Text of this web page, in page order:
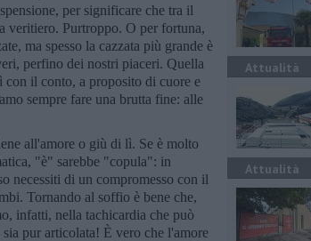
per significare che tra il
veritiero. Purtroppo. O per fortuna,
ma spesso la cazzata più grande è
perfino dei nostri piaceri. Quella
con il conto, a proposito di cuore e
sempre fare una brutta fine: alle
all'amore o giù di lì. Se è molto
"è" sarebbe "copula": in
necessiti di un compromesso con il
Tornando al soffio è bene che,
infatti, nella tachicardia che può
pur articolata! È vero che l'amore
Attualità
Attualità